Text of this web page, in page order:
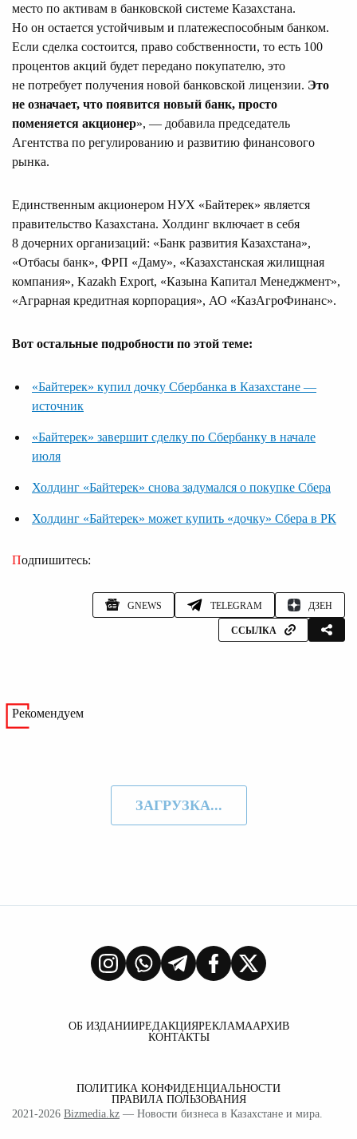
место по активам в банковской системе Казахстана.
Но он остается устойчивым и платежеспособным банком.
Если сделка состоится, право собственности, то есть 100
процентов акций будет передано покупателю, это
не потребует получения новой банковской лицензии. Это
не означает, что появится новый банк, просто
поменяется акционер», — добавила председатель
Агентства по регулированию и развитию финансового
рынка.
Единственным акционером НУХ «Байтерек» является
правительство Казахстана. Холдинг включает в себя
8 дочерних организаций: «Банк развития Казахстана»,
«Отбасы банк», ФРП «Даму», «Казахстанская жилищная
компания», Kazakh Export, «Казына Капитал Менеджмент»,
«Аграрная кредитная корпорация», АО «КазАгроФинанс».
Вот остальные подробности по этой теме:
«Байтерек» купил дочку Сбербанка в Казахстане —
источник
«Байтерек» завершит сделку по Сбербанку в начале
июля
Холдинг «Байтерек» снова задумался о покупке Сбера
Холдинг «Байтерек» может купить «дочку» Сбера в РК
Подпишитесь:
GNEWS TELEGRAM ДЗЕН
ССЫЛКА
Рекомендуем
ЗАГРУЗКА...
ОБ ИЗДАНИИРЕДАКЦИЯРЕКЛАМААРХИВ
КОНТАКТЫ
ПОЛИТИКА КОНФИДЕНЦИАЛЬНОСТИ
ПРАВИЛА ПОЛЬЗОВАНИЯ
2021-2026 Bizmedia.kz — Новости бизнеса в Казахстане и мира.